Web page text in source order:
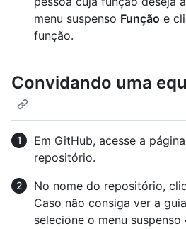
menu suspenso Função e
função.
Convidando uma
Em GitHub, acesse a
repositório.
No nome do repositório,
Caso não consiga ver a
selecione o menu suspenso